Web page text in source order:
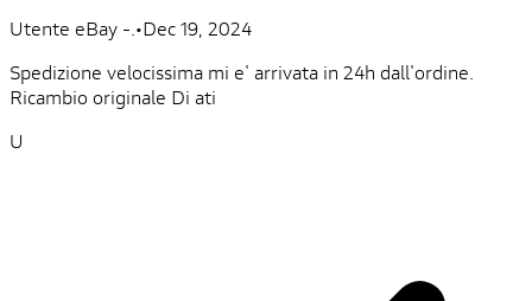
Utente eBay -. •Dec 19, 2024
Spedizione velocissima mi e' arrivata in 24h dall'ordine.
Ricambio originale Di ati
U